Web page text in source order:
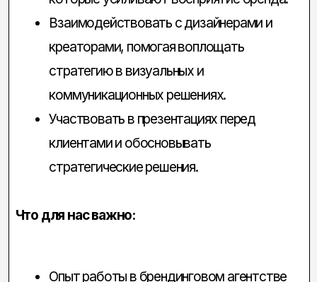
Опыт работы с неймингом, платформами
бренда и коммуникационной стратегией.
200+
реализованных проектов
12+